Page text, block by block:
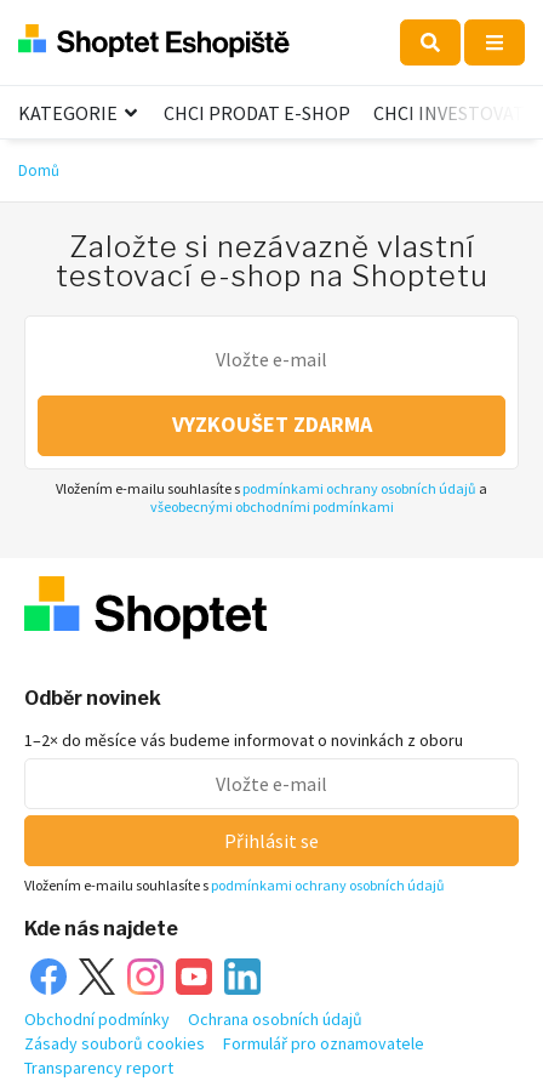
KATEGORIE CHCI PRODAT E-SHOP CHCI INVESTOVAT
Domů
Založte si nezávazně vlastní
testovací e-shop na Shoptetu
VYZKOUŠET ZDARMA
Vložením e-mailu souhlasíte s podmínkami ochrany osobních údajů a
všeobecnými obchodními podmínkami
Odběr novinek
1–2× do měsíce vás budeme informovat o novinkách z oboru
Přihlásit se
Vložením e-mailu souhlasíte s podmínkami ochrany osobních údajů
Kde nás najdete
Obchodní podmínky
Ochrana osobních údajů
Zásady souborů cookies
Formulář pro oznamovatele
Transparency report